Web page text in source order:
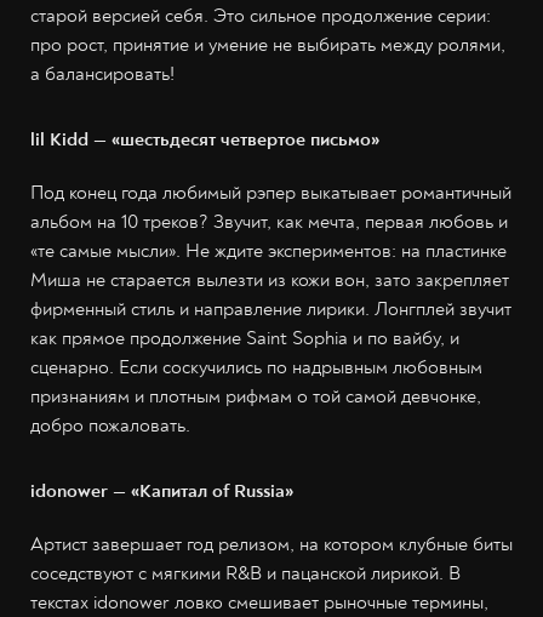
старой версией себя. Это сильное продолжение серии:
про рост, принятие и умение не выбирать между ролями,
а балансировать!
lil Kidd — «шестьдесят четвертое письмо»
Под конец года любимый рэпер выкатывает романтичный
альбом на 10 треков? Звучит, как мечта, первая любовь и
«те самые мысли». Не ждите экспериментов: на пластинке
Миша не старается вылезти из кожи вон, зато закрепляет
фирменный стиль и направление лирики. Лонгплей звучит
как прямое продолжение Saint Sophia и по вайбу, и
сценарно. Если соскучились по надрывным любовным
признаниям и плотным рифмам о той самой девчонке,
добро пожаловать.
idonower — «Капитал of Russia»
Артист завершает год релизом, на котором клубные биты
соседствуют с мягкими R&B и пацанской лирикой. В
текстах idonower ловко смешивает рыночные термины,